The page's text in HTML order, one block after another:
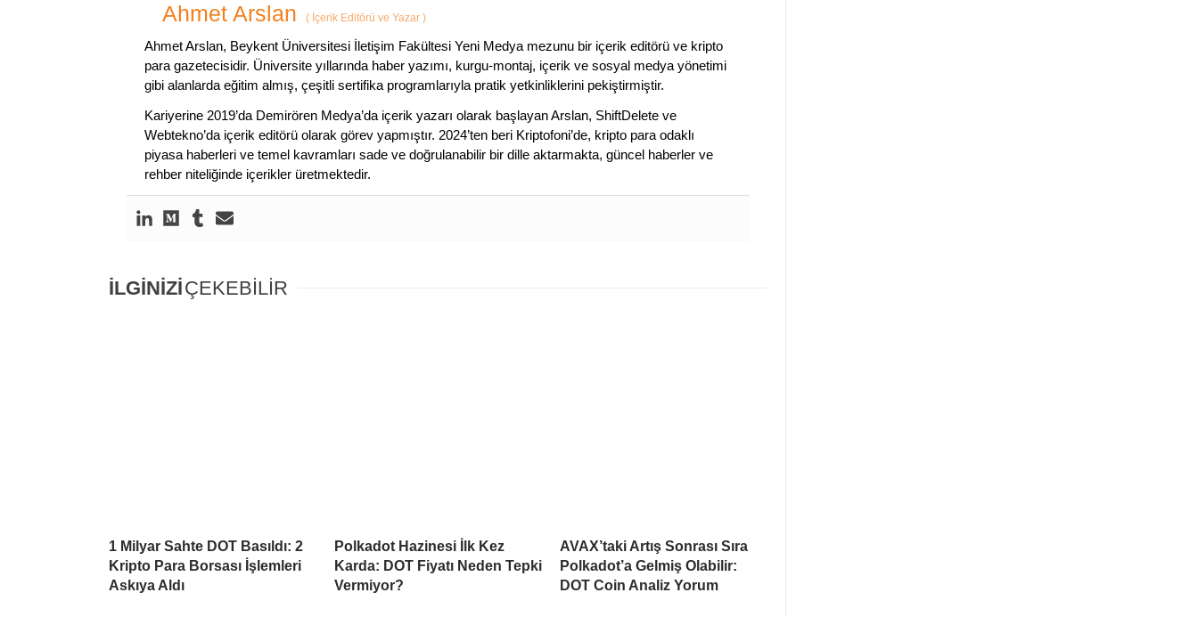
Ahmet Arslan ( İçerik Editörü ve Yazar )
Ahmet Arslan, Beykent Üniversitesi İletişim Fakültesi Yeni Medya mezunu bir içerik editörü ve kripto
para gazetecisidir. Üniversite yıllarında haber yazımı, kurgu-montaj, içerik ve sosyal medya yönetimi
gibi alanlarda eğitim almış, çeşitli sertifika programlarıyla pratik yetkinliklerini pekiştirmiştir.
Kariyerine 2019’da Demirören Medya’da içerik yazarı olarak başlayan Arslan, ShiftDelete ve
Webtekno’da içerik editörü olarak görev yapmıştır. 2024’ten beri Kriptofoni’de, kripto para odaklı
piyasa haberleri ve temel kavramları sade ve doğrulanabilir bir dille aktarmakta, güncel haberler ve
rehber niteliğinde içerikler üretmektedir.
İLGİNİZİÇEKEBİLİR
1 Milyar Sahte DOT Basıldı: 2
Kripto Para Borsası İşlemleri
Askıya Aldı
Polkadot Hazinesi İlk Kez
Karda: DOT Fiyatı Neden Tepki
Vermiyor?
AVAX’taki Artış Sonrası Sıra
Polkadot’a Gelmiş Olabilir:
DOT Coin Analiz Yorum